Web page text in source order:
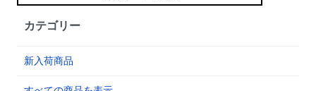
カテゴリー
新入荷商品